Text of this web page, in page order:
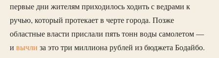
первые дни жителям приходилось ходить с ведрами к
ручью, который протекает в черте города. Позже
областные власти прислали пять тонн воды самолетом —
и вычли за это три миллиона рублей из бюджета Бодайбо.